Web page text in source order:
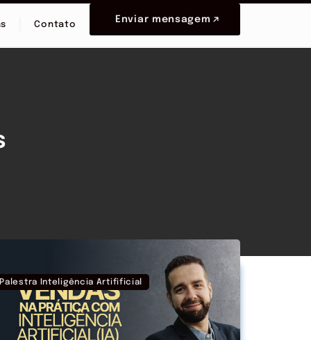
Contato
Enviar mensagem
Palestra Inteligência Artifificial